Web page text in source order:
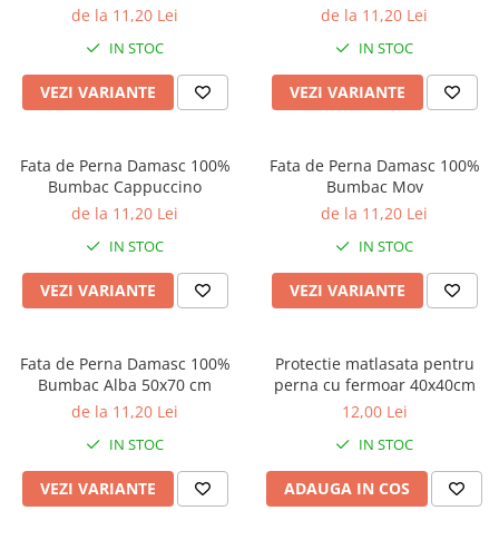
Lila
Imprimeu
Uni (1-2 culori)
Cu dungi
Cu Animal Print
Cu ursuleti
Cu Motiv Traditional
de la 11,20 Lei
IN STOC
VEZI VARIANTE
de la 11,20 Lei
IN STOC
VEZI VARIANTE
Fata de Perna Damasc 100%
Bumbac Cappuccino
de la 11,20 Lei
IN STOC
VEZI VARIANTE
Fata de Perna Damasc 100%
Bumbac Mov
de la 11,20 Lei
IN STOC
VEZI VARIANTE
Fata de Perna Damasc 100%
Bumbac Alba 50x70 cm
de la 11,20 Lei
IN STOC
VEZI VARIANTE
Protectie matlasata pentru
perna cu fermoar 40x40cm
12,00 Lei
IN STOC
ADAUGA IN COS